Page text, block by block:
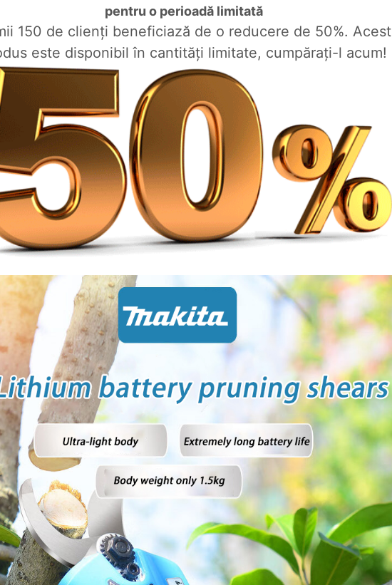
pentru o perioadă limitată
150 de clienți beneficiază de o reducere de 50%. Acest
este disponibil în cantități limitate, cumpărați-l acum!